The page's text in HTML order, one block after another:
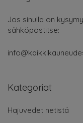
Jos sinulla on
sähköpostitse:
Kategoriat
Hajuvedet netistä